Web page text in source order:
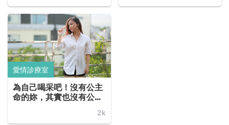
愛情診療室
為自己喝采吧！沒有公主
命的妳，其實也沒有公主
2k